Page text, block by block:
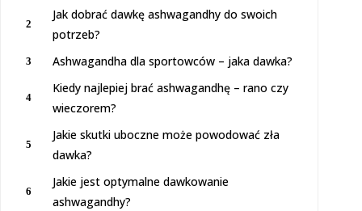
2
Jak dobrać dawkę ashwagandhy do swoich
potrzeb?
3 Ashwagandha dla sportowców – jaka dawka?
4
Kiedy najlepiej brać ashwagandhę – rano czy
wieczorem?
5
Jakie skutki uboczne może powodować zła
dawka?
6
Jakie jest optymalne dawkowanie
ashwagandhy?